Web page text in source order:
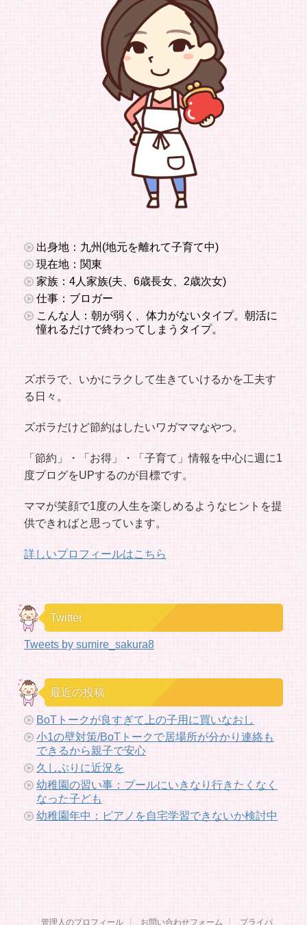
出身地：九州(地元を離れて子育て中)
現在地：関東
家族：4人家族(夫、6歳長女、2歳次女)
仕事：ブロガー
こんな人：朝が弱く、体力がないタイプ。朝活に
憧れるだけで終わってしまうタイプ。
ズボラで、いかにラクして生きていけるかを工夫す
る日々。
ズボラだけど節約はしたいワガママなやつ。
「節約」・「お得」・「子育て」情報を中心に週に1
度ブログをUPするのが目標です。
ママが笑顔で1度の人生を楽しめるようなヒントを提
供できればと思っています。
詳しいプロフィールはこちら
Twitter
Tweets by sumire_sakura8
最近の投稿
BoTトークが良すぎて上の子用に買いなおし
小1の壁対策/BoTトークで居場所が分かり連絡も
できるから親子で安心
久しぶりに近況を
幼稚園の習い事：プールにいきなり行きたくなく
なった子ども
幼稚園年中：ピアノを自宅学習できないか検討中
管理人のプロフィール お問い合わせフォーム プライバ